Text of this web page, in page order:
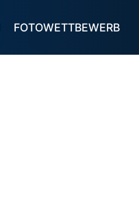
FOTOWETTBEWERB